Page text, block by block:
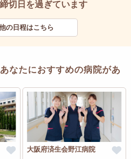
切日を過ぎています
の日程はこちら
なたにおすすめの病院があ
大阪府済生会野江病院